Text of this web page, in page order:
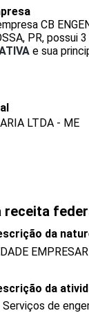
CB
PR,
e sua
LTDA - ME
receita
da
da
de